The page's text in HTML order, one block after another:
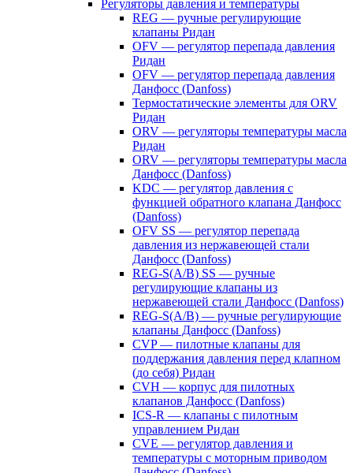
Регуляторы давления и температуры
REG — ручные регулирующие
клапаны Ридан
OFV — регулятор перепада давления
Ридан
OFV — регулятор перепада давления
Данфосс (Danfoss)
Термостатические элементы для ORV
Ридан
ORV — регуляторы температуры масла
Ридан
ORV — регуляторы температуры масла
Данфосс (Danfoss)
KDC — регулятор давления с
функцией обратного клапана Данфосс
(Danfoss)
OFV SS — регулятор перепада
давления из нержавеющей стали
Данфосс (Danfoss)
REG-S(A/B) SS — ручные
регулирующие клапаны из
нержавеющей стали Данфосс (Danfoss)
REG-S(A/B) — ручные регулирующие
клапаны Данфосс (Danfoss)
CVP — пилотные клапаны для
поддержания давления перед клапном
(до себя) Ридан
CVH — корпус для пилотных
клапанов Данфосс (Danfoss)
ICS-R — клапаны с пилотным
управлением Ридан
CVE — регулятор давления и
температуры с моторным приводом